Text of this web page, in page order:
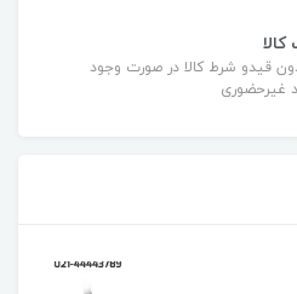
قیدو شرط کالا در صورت وجود
غیرحضوری